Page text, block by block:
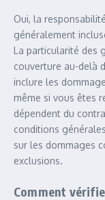
Oui, la
généralement
La particularité des
couverture au-delà
inclure les
même si vous êtes
dépendent du
conditions
sur les dommages
exclusions.
Comment